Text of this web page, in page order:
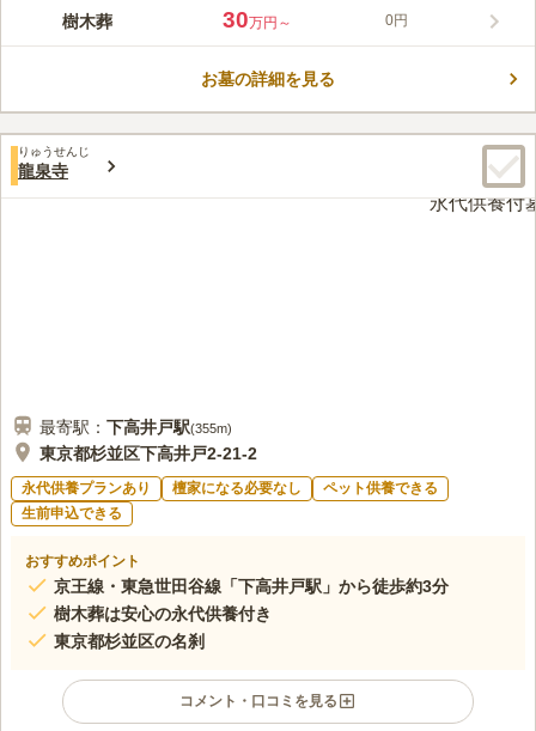
自然豊かな證大寺墓苑は、400年以上の歴史を持つ浄土真宗の寺
院です。開放的な境内で、穏やかな時間をお過ごしいただけま
で、親しみやすい雰囲気が魅力です。 申込者はお寺の行事や仏
です。多くの方が合葬されているため、お参りやお供えの花が絶
えることはありません。 さらに、「夜のお参り」が日本テレビ
「ZIP!」、TBS「ニュース23」、フジテレビ「めざましテレ
ビ」、テレビ朝日「有働Times」、読売新聞にて紹介され、多く
口コミ評価
みんなの評価
最寄り駅とお墓の間にホームセンターがあり、お墓参りの前にお
花やろうそく、お供え物を購入することができるので便利です。お墓から
樹木葬 30万円～ 0円
お墓の詳細を見る
りゅうせんじ
龍泉寺
最寄駅： 下高井戸駅(355m)
東京都杉並区下高井戸2-21-2
永代供養プランあり 檀家になる必要なし
ペット供養できる
生前申込できる
おすすめポイント
京王線・東急世田谷線「下高井戸駅」から徒歩約3分
樹木葬は安心の永代供養付き
東京都杉並区の名刹
コメント・口コミを見る